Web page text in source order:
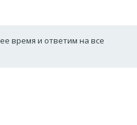
время и ответим на все